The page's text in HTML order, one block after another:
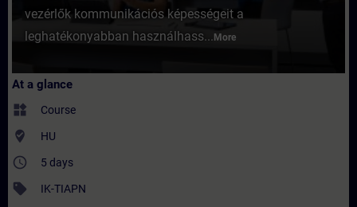
vezérlők kommunikációs képességeit a
leghatékonyabban használhass... More
At a glance
widgets Course
where_to_vote HU
access_time 5 days
sell IK-TIAPN